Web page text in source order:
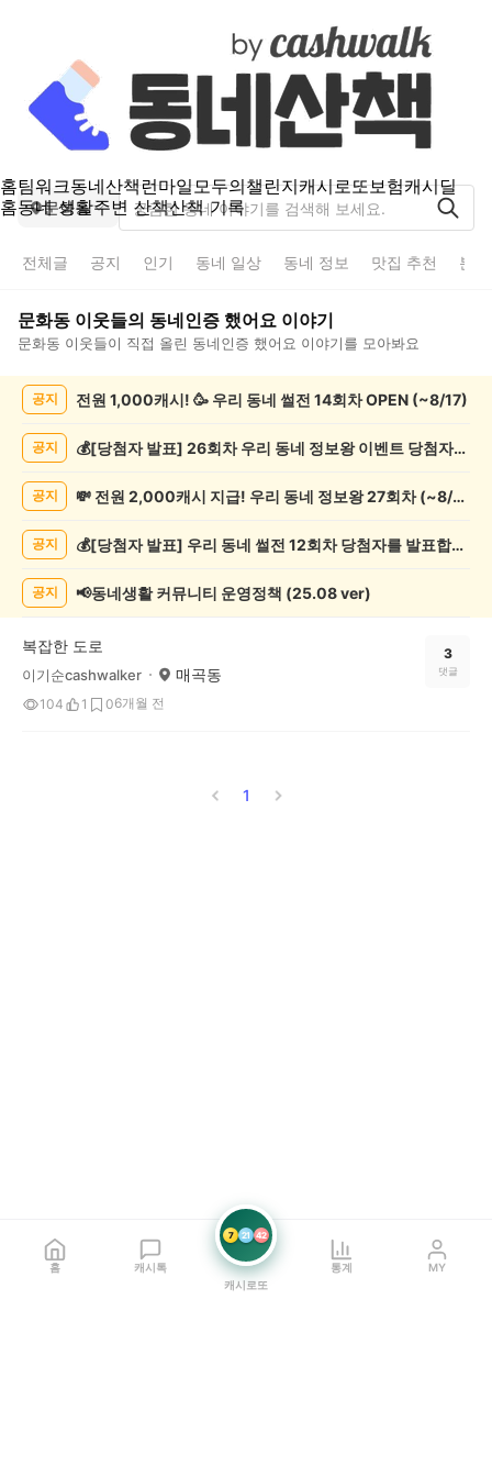
홈팀워크동네산책런마일모두의챌린지캐시로또보험캐시딜
홈동네 생활주변 산책산책 기록
문화동
전체글 공지 인기 동네 일상 동네 정보 맛집 추천 분
문화동 이웃들의 동네인증 했어요 이야기
문화동 이웃들이 직접 올린 동네인증 했어요 이야기를 모아봐요
시
공지 전원 1,000캐시! 🥳 우리 동네 썰전 14회차 OPEN (~8/17)
공지 💰[당첨자 발표] 26회차 우리 동네 정보왕 이벤트 당첨자를 발표합니다!
공지 💸 전원 2,000캐시 지급! 우리 동네 정보왕 27회차 (~8/10)
공지 💰[당첨자 발표] 우리 동네 썰전 12회차 당첨자를 발표합니다!
공지 📢동네생활 커뮤니티 운영정책 (25.08 ver)
복잡한 도로
이기순cashwalker 매곡동
104 1 06개월 전
3
댓글
1
홈 캐시톡
7 21 42
캐시로또
통계 MY